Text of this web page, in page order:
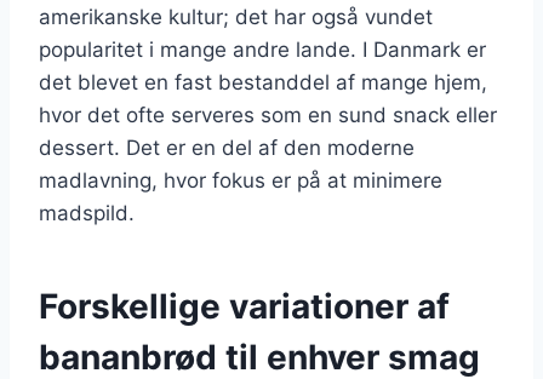
amerikanske kultur; det har også vundet
popularitet i mange andre lande. I Danmark er
det blevet en fast bestanddel af mange hjem,
hvor det ofte serveres som en sund snack eller
dessert. Det er en del af den moderne
madlavning, hvor fokus er på at minimere
madspild.
Forskellige variationer af
bananbrød til enhver smag